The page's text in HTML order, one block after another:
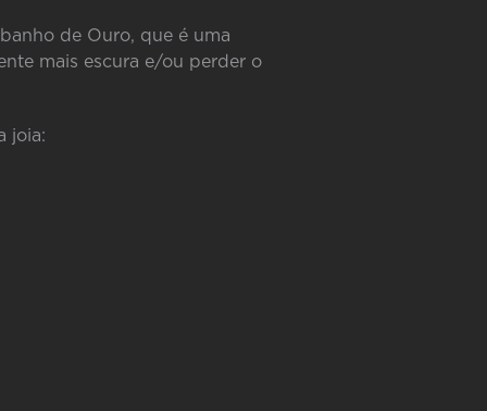
de Ouro, que é uma
mais escura e/ou perder o
joia: